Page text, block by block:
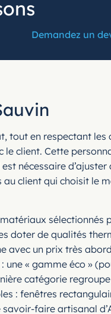
Demandez un
tout en respectant
le client. Cette
nécessaire
client qui choisit le
sélectionnés
doter de qualités
un prix très
« gamme éco »
catégorie
: fenêtres
faire artisanal